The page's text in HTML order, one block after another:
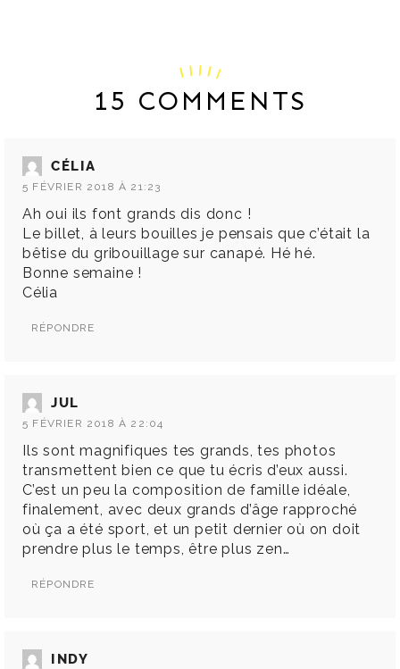
15 COMMENTS
CÉLIA
5 FÉVRIER 2018 À 21:23
Ah oui ils font grands dis donc !
Le billet, à leurs bouilles je pensais que c’était la
bêtise du gribouillage sur canapé. Hé hé.
Bonne semaine !
Célia
RÉPONDRE
JUL
5 FÉVRIER 2018 À 22:04
Ils sont magnifiques tes grands, tes photos
transmettent bien ce que tu écris d’eux aussi.
C’est un peu la composition de famille idéale,
finalement, avec deux grands d’âge rapproché
où ça a été sport, et un petit dernier où on doit
prendre plus le temps, être plus zen…
RÉPONDRE
INDY